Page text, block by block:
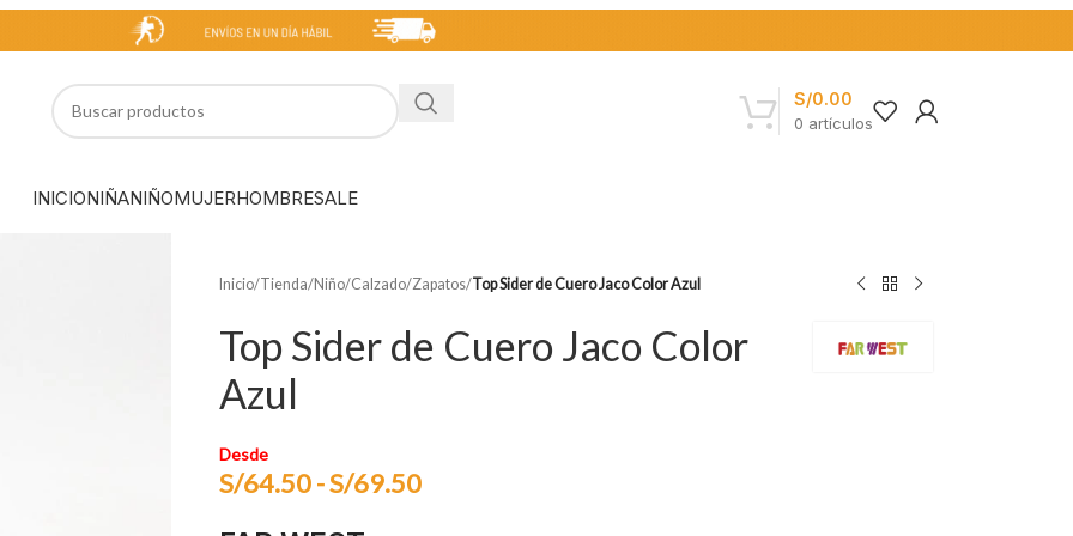
0 artículos
S/0.00
INICIONIÑANIÑOMUJERHOMBRESALE
Inicio/Tienda/Niño/Calzado/Zapatos/Top Sider de Cuero Jaco Color Azul
Top Sider de Cuero Jaco Color
Azul
Desde
S/64.50-S/69.50